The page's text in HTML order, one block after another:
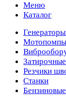
Меню
Каталог
Мотопомпы
Резчики
Станки